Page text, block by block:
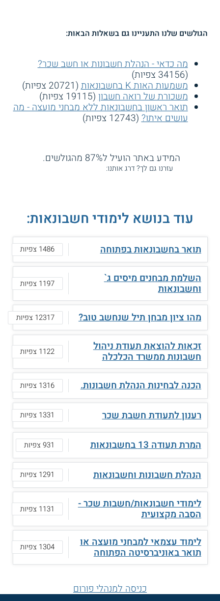
הגולשים שלנו התעניינו גם בשאלות הבאות:
מה כדאי - הנהלת חשבונות או חשב שכר?
(34156 צפיות)
משמעות האות K בחשבונאות (20721 צפיות)
משכורת של רואה חשבון(19115 צפיות)
תואר ראשון בחשבונאות ללא מבחני מועצה - מה
עושים איתו?(12743 צפיות)
המידע באתר הועיל ל87% מהגולשים.
עזרנו גם לך? דרג אותנו:
עוד בנושא לימודי חשבונאות:
תואר בחשבונאות בפתוחה 1486 צפיות
השלמת מבחנים מיסים ג`
וחשבונאות 1197 צפיות
מהו ציון מבחן תיל שנחשב טוב? 12317 צפיות
זכאות להוצאת תעודת ניהול
חשבונות ממשרד הכלכלה 1122 צפיות
הכנה לבחינות הנהלת חשבונות. 1316 צפיות
רענון לתעודת חשבת שכר 1331 צפיות
המרת תעודה 13 בחשבונאות 931 צפיות
הנהלת חשבונות וחשבונאות 1291 צפיות
לימודי חשבונאות/חשבות שכר -
הסבה מקצועית 1131 צפיות
לימוד עצמאי למבחני מועצה או
תואר באוניברסיטה הפתוחה 1304 צפיות
כניסה למנהלי פורום